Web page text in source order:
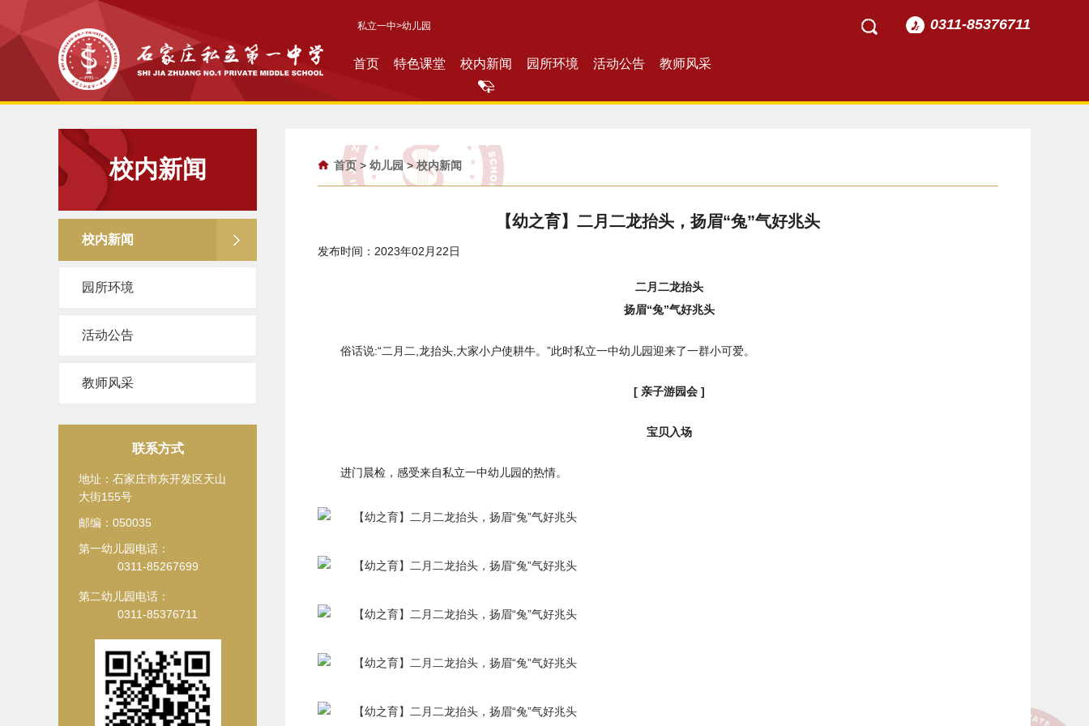
0311-85376711
私立一中>幼儿园
首页 特色课堂 校内新闻 园所环境 活动公告 教师风采
校内新闻
校内新闻
园所环境
活动公告
教师风采
联系方式
地址：石家庄市东开发区天山
大街155号
邮编：050035
第一幼儿园电话：
0311-85267699
第二幼儿园电话：
0311-85376711
首页 > 幼儿园>校内新闻
【幼之育】二月二龙抬头，扬眉“兔”气好兆头
发布时间：2023年02月22日
二月二龙抬头
扬眉“兔”气好兆头
俗话说:“二月二,龙抬头,大家小户使耕牛。”此时私立一中幼儿园迎来了一群小可爱。
[ 亲子游园会 ]
宝贝入场
进门晨检，感受来自私立一中幼儿园的热情。